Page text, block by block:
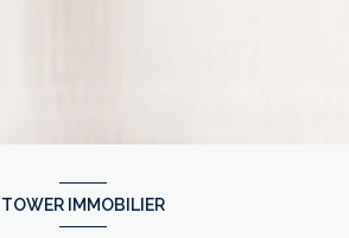
TOWER IMMOBILIER